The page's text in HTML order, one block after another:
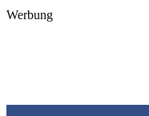
Werbung